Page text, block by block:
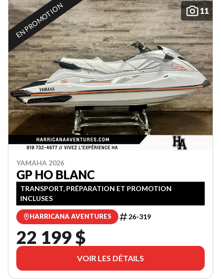
11
EN PROMOTION
YAMAHA 2026
GP HO BLANC
TRANSPORT, PRÉPARATION ET PROMOTION
INCLUSES
HARRICANA AVENTURES 26-319
22 199 $
VOIR LES DÉTAILS